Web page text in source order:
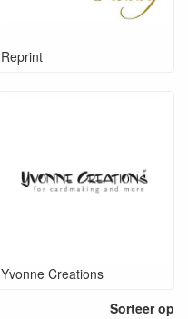
Reprint
Yvonne Creations
Sorteer op